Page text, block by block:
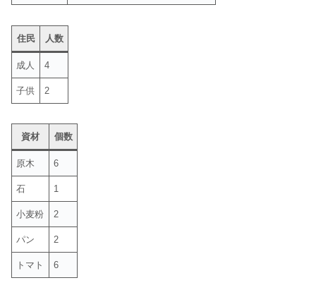
住民 人数
成人 4
子供 2
資材 個数
原木 6
石 1
小麦粉 2
パン 2
トマト 6